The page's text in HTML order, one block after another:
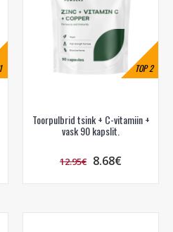
1 TOP2
Toorpulbrid tsink + C-vitamiin +
vask 90 kapslit.
12.95€ 8.68€